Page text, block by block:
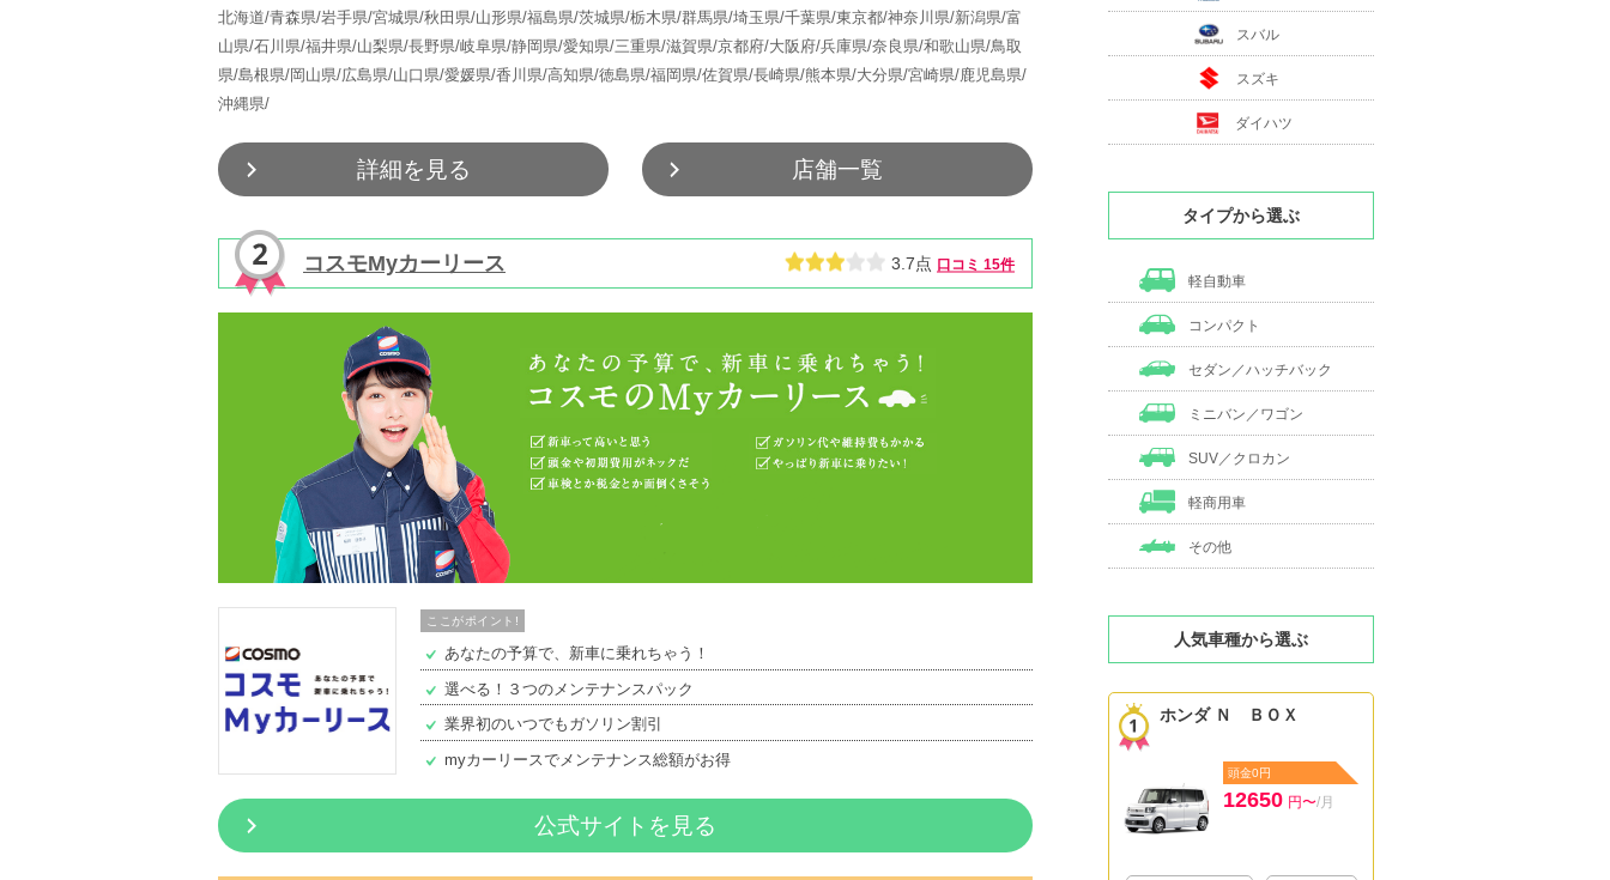
北海道/青森県/岩手県/宮城県/秋田県/山形県/福島県/茨城県/栃木県/群馬県/埼玉県/千葉県/東京都/神奈川県/新潟県/富
山県/石川県/福井県/山梨県/長野県/岐阜県/静岡県/愛知県/三重県/滋賀県/京都府/大阪府/兵庫県/奈良県/和歌山県/鳥取
県/島根県/岡山県/広島県/山口県/愛媛県/香川県/高知県/徳島県/福岡県/佐賀県/長崎県/熊本県/大分県/宮崎県/鹿児島県/
沖縄県/
詳細を見る 店舗一覧
コスモMyカーリース 3.7点 口コミ 15件
ここがポイント!
あなたの予算で、新車に乗れちゃう！
選べる！３つのメンテナンスパック
業界初のいつでもガソリン割引
myカーリースでメンテナンス総額がお得
公式サイトを見る
スバル
スズキ
ダイハツ
タイプから選ぶ
軽自動車
コンパクト
セダン／ハッチバック
ミニバン／ワゴン
SUV／クロカン
軽商用車
その他
人気車種から選ぶ
ホンダ Ｎ ＢＯＸ
頭金0円
12650 円〜/月